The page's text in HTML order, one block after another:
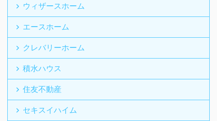
ウィザースホーム
エースホーム
クレバリーホーム
積水ハウス
住友不動産
セキスイハイム